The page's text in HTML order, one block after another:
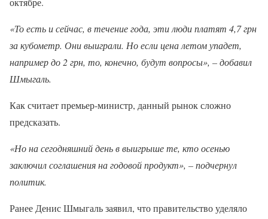
«То есть и сейчас, в течение года, эти люди платят 4,7 грн
за кубометр. Они выиграли. Но если цена летом упадет,
например до 2 грн, то, конечно, будут вопросы», – добавил
Шмыгаль.
Как считает премьер-министр, данный рынок сложно
предсказать.
«Но на сегодняшний день в выигрыше те, кто осенью
заключил соглашения на годовой продукт», – подчернул
политик.
Ранее Денис Шмыгаль заявил, что правительство уделяло